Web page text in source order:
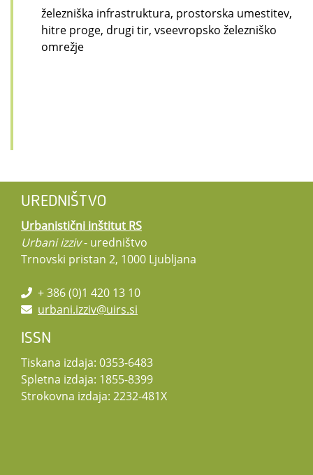
železniška infrastruktura, prostorska umestitev,
hitre proge, drugi tir, vseevropsko železniško
omrežje
UREDNIŠTVO
Urbanistični inštitut RS
Urbani izziv- uredništvo
Trnovski pristan 2, 1000 Ljubljana
+ 386 (0)1 420 13 10
urbani.izziv@uirs.si
ISSN
Tiskana izdaja: 0353-6483
Spletna izdaja: 1855-8399
Strokovna izdaja: 2232-481X